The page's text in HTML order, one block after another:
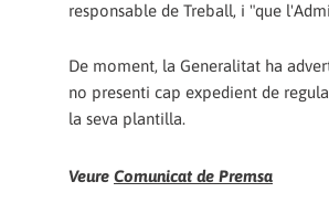
responsable de Treball, i "que
De moment, la Generalitat ha
no presenti cap expedient de
la seva plantilla.
Veure Comunicat de Premsa